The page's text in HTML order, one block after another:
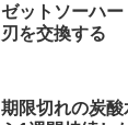
ゼットソーハ
刃を交換する
期限切れの炭